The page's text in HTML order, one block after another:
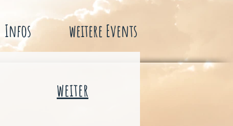
Infos weitere Events
weiter